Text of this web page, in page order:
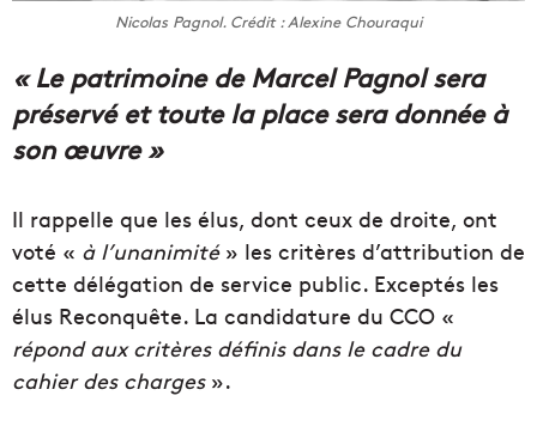
Nicolas Pagnol. Crédit : Alexine Chouraqui
« Le patrimoine de Marcel Pagnol sera
préservé et toute la place sera donnée à
son œuvre »
Il rappelle que les élus, dont ceux de droite, ont
voté « à l’unanimité» les critères d’attribution de
cette délégation de service public. Exceptés les
élus Reconquête. La candidature du CCO «
répond aux critères définis dans le cadre du
cahier des charges».